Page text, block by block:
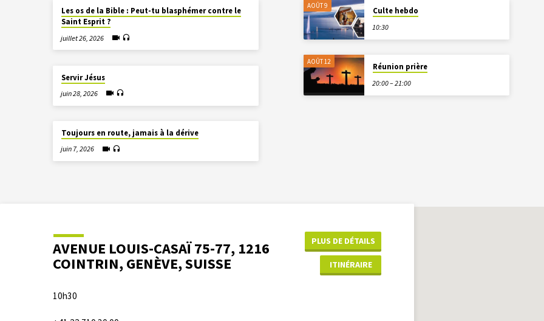
Les os de la Bible : Peut-tu blasphémer contre le
Saint Esprit ?
juillet 26, 2026
Servir Jésus
juin 28, 2026
Toujours en route, jamais à la dérive
juin 7, 2026
AOÛT 9
Culte hebdo
10:30
AOÛT 12
Réunion prière
20:00 – 21:00
AVENUE LOUIS-CASAÏ 75-77, 1216
COINTRIN, GENÈVE, SUISSE
PLUS DE DÉTAILS
ITINÉRAIRE
10h30